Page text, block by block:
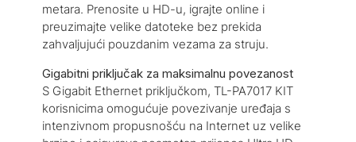
metara. Prenosite u HD-u, igrajte online i
preuzimajte velike datoteke bez prekida
zahvaljujući pouzdanim vezama za struju.
Gigabitni priključak za maksimalnu povezanost
S Gigabit Ethernet priključkom, TL-PA7017 KIT
korisnicima omogućuje povezivanje uređaja s
intenzivnom propusnošću na Internet uz velike